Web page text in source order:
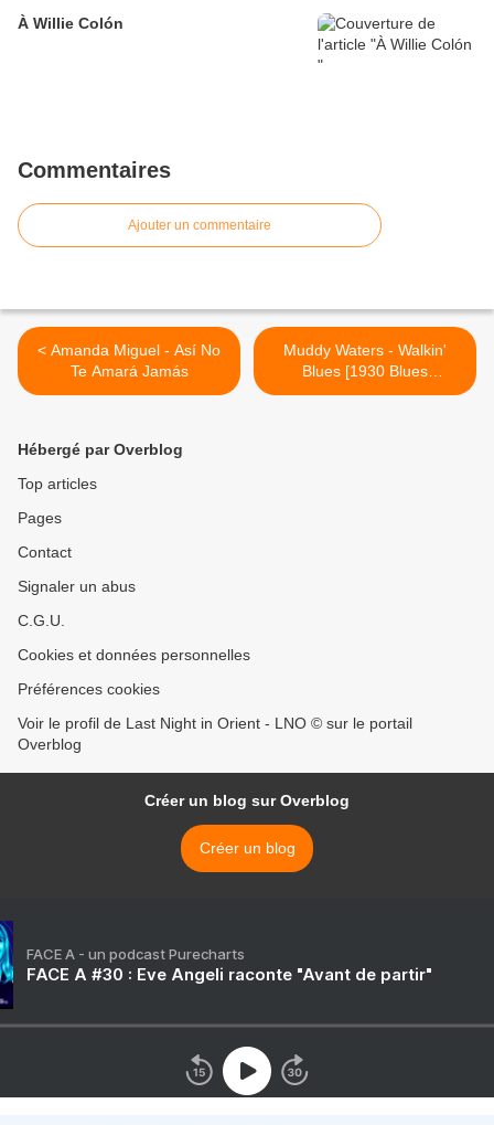
À Willie Colón
Commentaires
Ajouter un commentaire
< Amanda Miguel - Así No
Te Amará Jamás
Muddy Waters - Walkin'
Blues [1930 Blues
Standard] >
Hébergé par Overblog
Top articles
Pages
Contact
Signaler un abus
C.G.U.
Cookies et données personnelles
Préférences cookies
Voir le profil de Last Night in Orient - LNO © sur le portail
Overblog
Créer un blog sur Overblog
Créer un blog
FACE A - un podcast Purecharts
FACE A #30 : Eve Angeli raconte "Avant de partir"